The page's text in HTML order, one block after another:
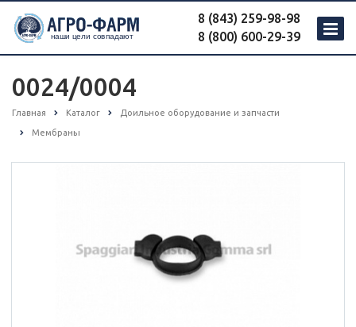
8 (843) 259-98-98
8 (800) 600-29-39
0024/0004
Главная Каталог Доильное оборудование и запчасти
Мембраны